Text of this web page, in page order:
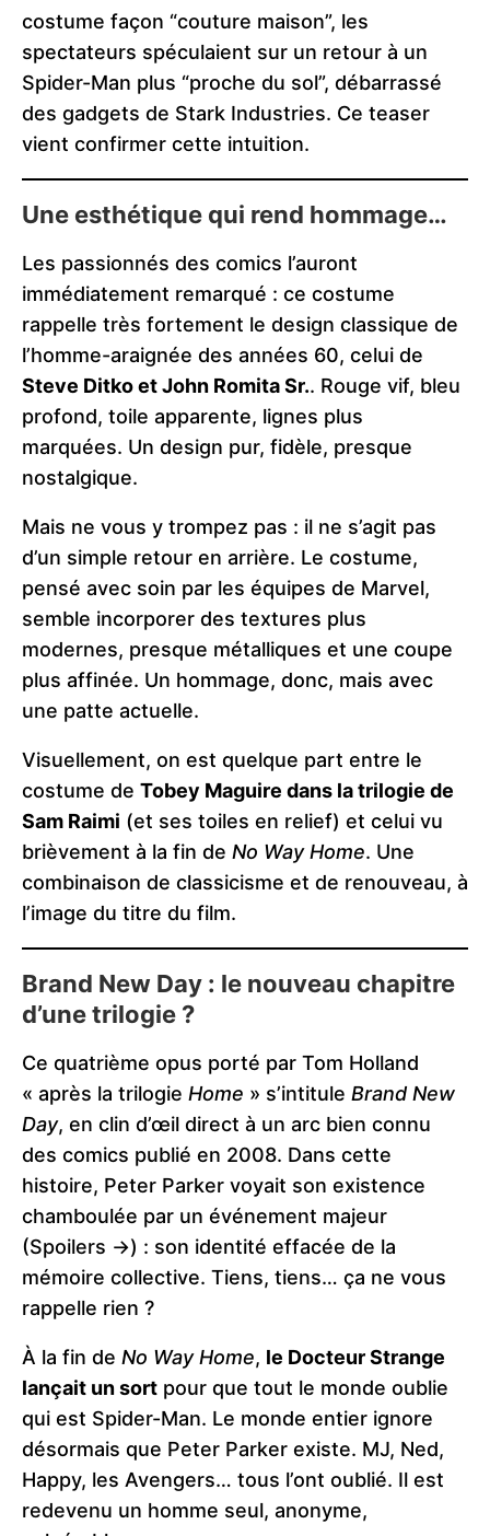
costume façon “couture maison”, les
spectateurs spéculaient sur un retour à un
Spider-Man plus “proche du sol”, débarrassé
des gadgets de Stark Industries. Ce teaser
vient confirmer cette intuition.
Une esthétique qui rend hommage…
Les passionnés des comics l’auront
immédiatement remarqué : ce costume
rappelle très fortement le design classique de
l’homme-araignée des années 60, celui de
Steve Ditko et John Romita Sr.. Rouge vif, bleu
profond, toile apparente, lignes plus
marquées. Un design pur, fidèle, presque
nostalgique.
Mais ne vous y trompez pas : il ne s’agit pas
d’un simple retour en arrière. Le costume,
pensé avec soin par les équipes de Marvel,
semble incorporer des textures plus
modernes, presque métalliques et une coupe
plus affinée. Un hommage, donc, mais avec
une patte actuelle.
Visuellement, on est quelque part entre le
costume de Tobey Maguire dans la trilogie de
Sam Raimi (et ses toiles en relief) et celui vu
brièvement à la fin de No Way Home. Une
combinaison de classicisme et de renouveau, à
l’image du titre du film.
Brand New Day : le nouveau chapitre
d’une trilogie ?
Ce quatrième opus porté par Tom Holland
« après la trilogie Home » s’intitule Brand New
Day, en clin d’œil direct à un arc bien connu
des comics publié en 2008. Dans cette
histoire, Peter Parker voyait son existence
chamboulée par un événement majeur
(Spoilers ->) : son identité effacée de la
mémoire collective. Tiens, tiens… ça ne vous
rappelle rien ?
À la fin de No Way Home, le Docteur Strange
lançait un sort pour que tout le monde oublie
qui est Spider-Man. Le monde entier ignore
désormais que Peter Parker existe. MJ, Ned,
Happy, les Avengers… tous l’ont oublié. Il est
redevenu un homme seul, anonyme,